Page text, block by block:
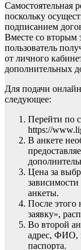
Самостоятельная
поскольку
подписанием
Вместе со вторым
пользователь
от личного
дополнительных
Для подачи
следующее:
Перейти по
https://
В анкете
Цена за
анкеты.
После этого
заявку»,
Во второй
адрес, ФИО,
паспорта.